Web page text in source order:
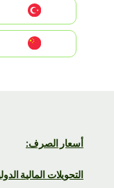
أسعار الصرف:
التحويلات المالية الدولية: